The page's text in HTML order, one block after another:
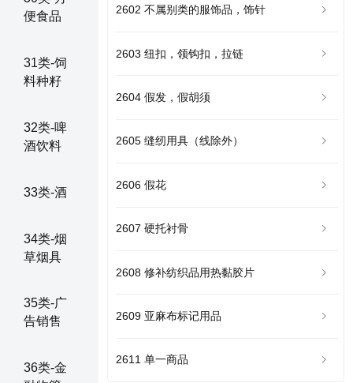
便食品
31类-饲
料种籽
32类-啤
酒饮料
33类-酒
34类-烟
草烟具
35类-广
告销售
36类-金
2602 不属别类的服饰品，饰针
2603 纽扣，领钩扣，拉链
2604 假发，假胡须
2605 缝纫用具（线除外）
2606 假花
2607 硬托衬骨
2608 修补纺织品用热黏胶片
2609 亚麻布标记用品
2611 单一商品